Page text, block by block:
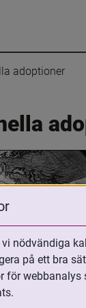
adoptioner
adopterad,
arbetar
nödvändiga
på ett bra
för webbanalys